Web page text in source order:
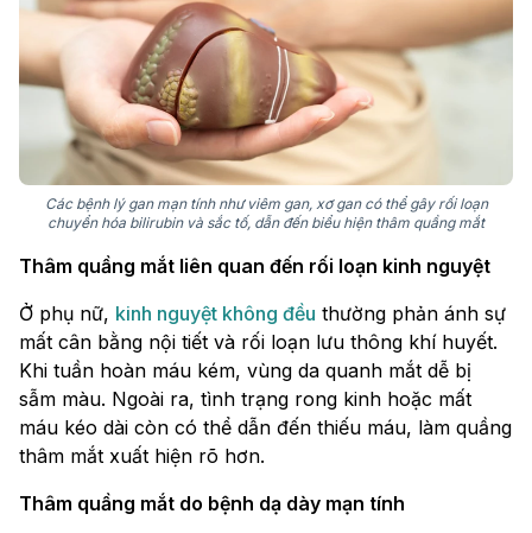
Các bệnh lý gan mạn tính như viêm gan, xơ gan có thể gây rối loạn
chuyển hóa bilirubin và sắc tố, dẫn đến biểu hiện thâm quầng mắt
Thâm quầng mắt liên quan đến rối loạn kinh nguyệt
Ở phụ nữ, kinh nguyệt không đều thường phản ánh sự
mất cân bằng nội tiết và rối loạn lưu thông khí huyết.
Khi tuần hoàn máu kém, vùng da quanh mắt dễ bị
sẫm màu. Ngoài ra, tình trạng rong kinh hoặc mất
máu kéo dài còn có thể dẫn đến thiếu máu, làm quầng
thâm mắt xuất hiện rõ hơn.
Thâm quầng mắt do bệnh dạ dày mạn tính